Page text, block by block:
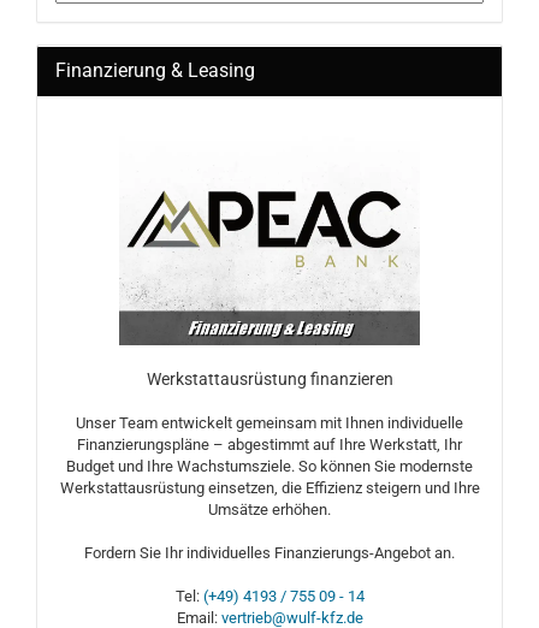
Finanzierung & Leasing
Werkstattausrüstung finanzieren
Unser Team entwickelt gemeinsam mit Ihnen individuelle
Finanzierungspläne – abgestimmt auf Ihre Werkstatt, Ihr
Budget und Ihre Wachstumsziele. So können Sie modernste
Werkstattausrüstung einsetzen, die Effizienz steigern und Ihre
Umsätze erhöhen.
Fordern Sie Ihr individuelles Finanzierungs-Angebot an.
Tel: (+49) 4193 / 755 09 - 14
Email: vertrieb@wulf-kfz.de